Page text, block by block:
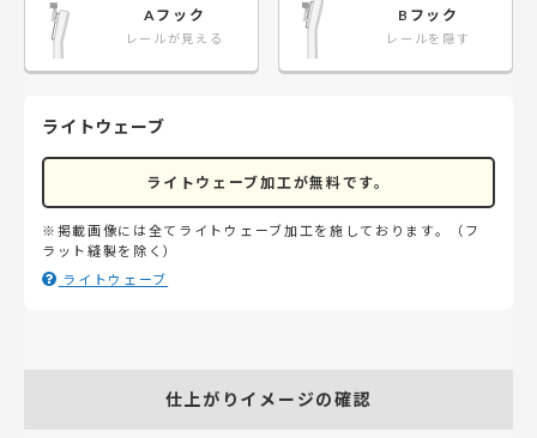
Aフック
レールが見える
Bフック
レールを隠す
ライトウェーブ
ライトウェーブ加工が無料です。
※掲載画像には全てライトウェーブ加工を施しております。（フ
ラット縫製を除く）
ライトウェーブ
仕上がりイメージの確認